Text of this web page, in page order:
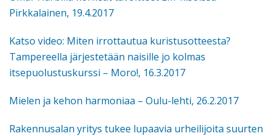
Pirkkalainen, 19.4.2017
Katso video: Miten irrottautua kuristusotteesta?
Tampereella järjestetään naisille jo kolmas
itsepuolustuskurssi – Moro!, 16.3.2017
Mielen ja kehon harmoniaa – Oulu-lehti, 26.2.2017
Rakennusalan yritys tukee lupaavia urheilijoita suurten